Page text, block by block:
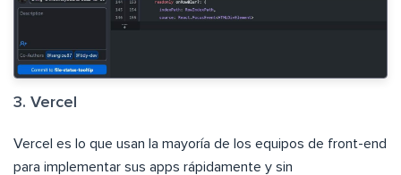
3. Vercel
Vercel es lo que usan la mayoría de los equipos de front-end
para implementar sus apps rápidamente y sin